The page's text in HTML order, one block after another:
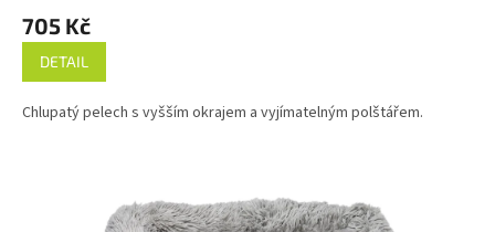
705 Kč
DETAIL
Chlupatý pelech s vyšším okrajem a vyjímatelným polštářem.